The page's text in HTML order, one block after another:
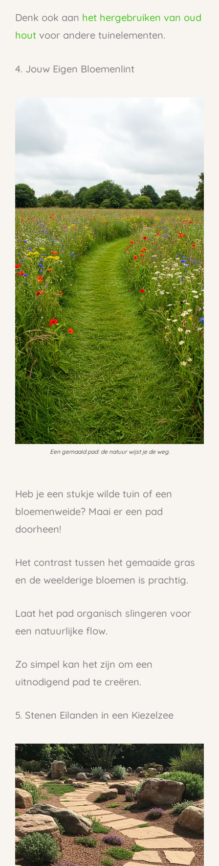
Denk ook aan het hergebruiken van oud
houtvoor andere tuinelementen.
4. Jouw Eigen Bloemenlint
Een gemaaid pad: de natuur wijst je de weg.
Heb je een stukje wilde tuin of een
bloemenweide? Maai er een pad
doorheen!
Het contrast tussen het gemaaide gras
en de weelderige bloemen is prachtig.
Laat het pad organisch slingeren voor
een natuurlijke flow.
Zo simpel kan het zijn om een
uitnodigend pad te creëren.
5. Stenen Eilanden in een Kiezelzee